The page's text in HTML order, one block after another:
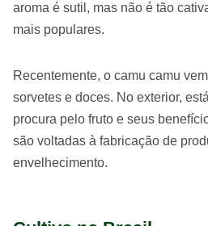
aroma é sutil, mas não é tão
mais populares.
Recentemente, o camu camu
sorvetes e doces. No exterior,
procura pelo fruto e seus
são voltadas à fabricação de
envelhecimento.